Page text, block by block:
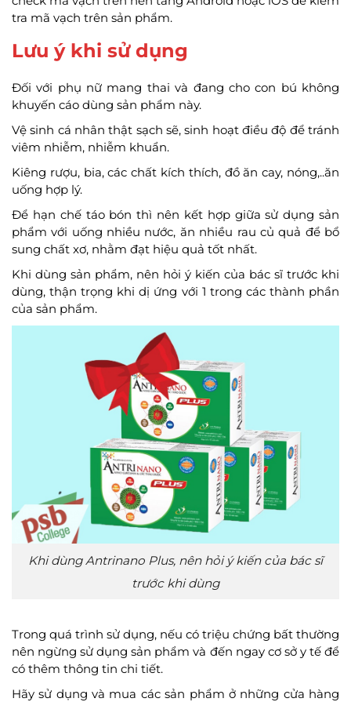
tra mã vạch trên sản phẩm.
Lưu ý khi sử dụng
Đối với phụ nữ mang thai và đang cho con bú không
khuyến cáo dùng sản phẩm này.
Vệ sinh cá nhân thật sạch sẽ, sinh hoạt điều độ để tránh
viêm nhiễm, nhiễm khuẩn.
Kiêng rượu, bia, các chất kích thích, đồ ăn cay, nóng,..ăn
uống hợp lý.
Để hạn chế táo bón thì nên kết hợp giữa sử dụng sản
phẩm với uống nhiều nước, ăn nhiều rau củ quả để bổ
sung chất xơ, nhằm đạt hiệu quả tốt nhất.
Khi dùng sản phẩm, nên hỏi ý kiến của bác sĩ trước khi
dùng, thận trọng khi dị ứng với 1 trong các thành phần
của sản phẩm.
Khi dùng Antrinano Plus, nên hỏi ý kiến của bác sĩ
trước khi dùng
Trong quá trình sử dụng, nếu có triệu chứng bất thường
nên ngừng sử dụng sản phẩm và đến ngay cơ sở y tế để
có thêm thông tin chi tiết.
Hãy sử dụng và mua các sản phẩm ở những cửa hàng